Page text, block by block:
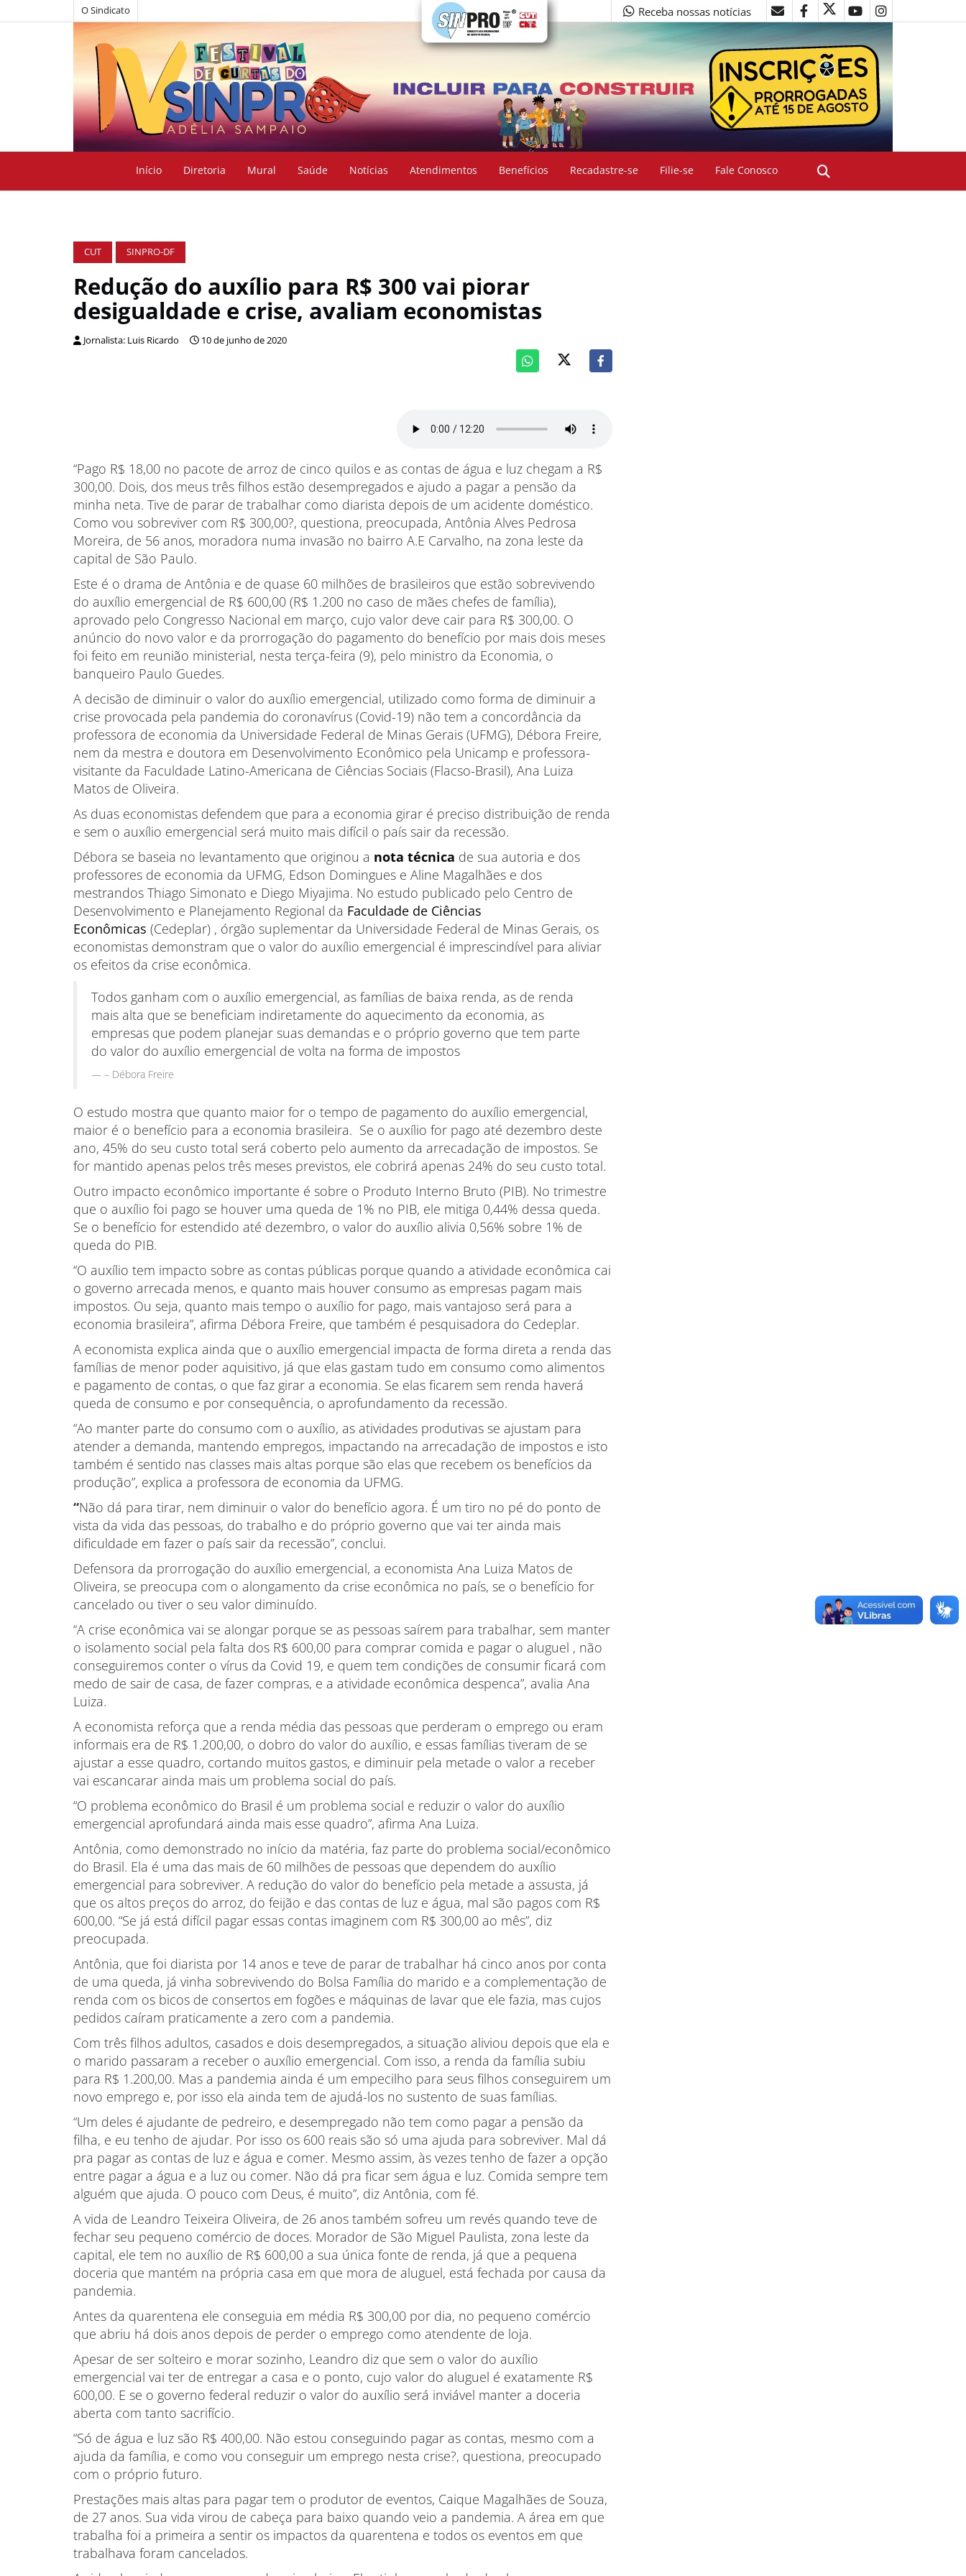
O Sindicato Receba nossas notícias
Início Diretoria Mural Saúde Notícias Atendimentos Benefícios Recadastre-se Filie-se Fale Conosco
CUT SINPRO-DF
Redução do auxílio para R$ 300 vai piorar
desigualdade e crise, avaliam economistas
Jornalista: Luis Ricardo 10 de junho de 2020
“Pago R$ 18,00 no pacote de arroz de cinco quilos e as contas de água e luz chegam a R$
300,00. Dois, dos meus três filhos estão desempregados e ajudo a pagar a pensão da
minha neta. Tive de parar de trabalhar como diarista depois de um acidente doméstico.
Como vou sobreviver com R$ 300,00?, questiona, preocupada, Antônia Alves Pedrosa
Moreira, de 56 anos, moradora numa invasão no bairro A.E Carvalho, na zona leste da
capital de São Paulo.
Este é o drama de Antônia e de quase 60 milhões de brasileiros que estão sobrevivendo
do auxílio emergencial de R$ 600,00 (R$ 1.200 no caso de mães chefes de família),
aprovado pelo Congresso Nacional em março, cujo valor deve cair para R$ 300,00. O
anúncio do novo valor e da prorrogação do pagamento do benefício por mais dois meses
foi feito em reunião ministerial, nesta terça-feira (9), pelo ministro da Economia, o
banqueiro Paulo Guedes.
A decisão de diminuir o valor do auxílio emergencial, utilizado como forma de diminuir a
crise provocada pela pandemia do coronavírus (Covid-19) não tem a concordância da
professora de economia da Universidade Federal de Minas Gerais (UFMG), Débora Freire,
nem da mestra e doutora em Desenvolvimento Econômico pela Unicamp e professora-
visitante da Faculdade Latino-Americana de Ciências Sociais (Flacso-Brasil), Ana Luiza
Matos de Oliveira.
As duas economistas defendem que para a economia girar é preciso distribuição de renda
e sem o auxílio emergencial será muito mais difícil o país sair da recessão.
Débora se baseia no levantamento que originou a nota técnica de sua autoria e dos
professores de economia da UFMG, Edson Domingues e Aline Magalhães e dos
mestrandos Thiago Simonato e Diego Miyajima. No estudo publicado pelo Centro de
Desenvolvimento e Planejamento Regional da Faculdade de Ciências
Econômicas (Cedeplar) , órgão suplementar da Universidade Federal de Minas Gerais, os
economistas demonstram que o valor do auxílio emergencial é imprescindível para aliviar
os efeitos da crise econômica.
Todos ganham com o auxílio emergencial, as famílias de baixa renda, as de renda
mais alta que se beneficiam indiretamente do aquecimento da economia, as
empresas que podem planejar suas demandas e o próprio governo que tem parte
do valor do auxílio emergencial de volta na forma de impostos
– Débora Freire
O estudo mostra que quanto maior for o tempo de pagamento do auxílio emergencial,
maior é o benefício para a economia brasileira. Se o auxílio for pago até dezembro deste
ano, 45% do seu custo total será coberto pelo aumento da arrecadação de impostos. Se
for mantido apenas pelos três meses previstos, ele cobrirá apenas 24% do seu custo total.
Outro impacto econômico importante é sobre o Produto Interno Bruto (PIB). No trimestre
que o auxílio foi pago se houver uma queda de 1% no PIB, ele mitiga 0,44% dessa queda.
Se o benefício for estendido até dezembro, o valor do auxílio alivia 0,56% sobre 1% de
queda do PIB.
“O auxílio tem impacto sobre as contas públicas porque quando a atividade econômica cai
o governo arrecada menos, e quanto mais houver consumo as empresas pagam mais
impostos. Ou seja, quanto mais tempo o auxílio for pago, mais vantajoso será para a
economia brasileira”, afirma Débora Freire, que também é pesquisadora do Cedeplar.
A economista explica ainda que o auxílio emergencial impacta de forma direta a renda das
famílias de menor poder aquisitivo, já que elas gastam tudo em consumo como alimentos
e pagamento de contas, o que faz girar a economia. Se elas ficarem sem renda haverá
queda de consumo e por consequência, o aprofundamento da recessão.
“Ao manter parte do consumo com o auxílio, as atividades produtivas se ajustam para
atender a demanda, mantendo empregos, impactando na arrecadação de impostos e isto
também é sentido nas classes mais altas porque são elas que recebem os benefícios da
produção”, explica a professora de economia da UFMG.
“Não dá para tirar, nem diminuir o valor do benefício agora. É um tiro no pé do ponto de
vista da vida das pessoas, do trabalho e do próprio governo que vai ter ainda mais
dificuldade em fazer o país sair da recessão”, conclui.
Defensora da prorrogação do auxílio emergencial, a economista Ana Luiza Matos de
Oliveira, se preocupa com o alongamento da crise econômica no país, se o benefício for
cancelado ou tiver o seu valor diminuído.
“A crise econômica vai se alongar porque se as pessoas saírem para trabalhar, sem manter
o isolamento social pela falta dos R$ 600,00 para comprar comida e pagar o aluguel , não
conseguiremos conter o vírus da Covid 19, e quem tem condições de consumir ficará com
medo de sair de casa, de fazer compras, e a atividade econômica despenca”, avalia Ana
Luiza.
A economista reforça que a renda média das pessoas que perderam o emprego ou eram
informais era de R$ 1.200,00, o dobro do valor do auxílio, e essas famílias tiveram de se
ajustar a esse quadro, cortando muitos gastos, e diminuir pela metade o valor a receber
vai escancarar ainda mais um problema social do país.
“O problema econômico do Brasil é um problema social e reduzir o valor do auxílio
emergencial aprofundará ainda mais esse quadro”, afirma Ana Luiza.
Antônia, como demonstrado no início da matéria, faz parte do problema social/econômico
do Brasil. Ela é uma das mais de 60 milhões de pessoas que dependem do auxílio
emergencial para sobreviver. A redução do valor do benefício pela metade a assusta, já
que os altos preços do arroz, do feijão e das contas de luz e água, mal são pagos com R$
600,00. “Se já está difícil pagar essas contas imaginem com R$ 300,00 ao mês”, diz
preocupada.
Antônia, que foi diarista por 14 anos e teve de parar de trabalhar há cinco anos por conta
de uma queda, já vinha sobrevivendo do Bolsa Família do marido e a complementação de
renda com os bicos de consertos em fogões e máquinas de lavar que ele fazia, mas cujos
pedidos caíram praticamente a zero com a pandemia.
Com três filhos adultos, casados e dois desempregados, a situação aliviou depois que ela e
o marido passaram a receber o auxílio emergencial. Com isso, a renda da família subiu
para R$ 1.200,00. Mas a pandemia ainda é um empecilho para seus filhos conseguirem um
novo emprego e, por isso ela ainda tem de ajudá-los no sustento de suas famílias.
“Um deles é ajudante de pedreiro, e desempregado não tem como pagar a pensão da
filha, e eu tenho de ajudar. Por isso os 600 reais são só uma ajuda para sobreviver. Mal dá
pra pagar as contas de luz e água e comer. Mesmo assim, às vezes tenho de fazer a opção
entre pagar a água e a luz ou comer. Não dá pra ficar sem água e luz. Comida sempre tem
alguém que ajuda. O pouco com Deus, é muito”, diz Antônia, com fé.
A vida de Leandro Teixeira Oliveira, de 26 anos também sofreu um revés quando teve de
fechar seu pequeno comércio de doces. Morador de São Miguel Paulista, zona leste da
capital, ele tem no auxílio de R$ 600,00 a sua única fonte de renda, já que a pequena
doceria que mantém na própria casa em que mora de aluguel, está fechada por causa da
pandemia.
Antes da quarentena ele conseguia em média R$ 300,00 por dia, no pequeno comércio
que abriu há dois anos depois de perder o emprego como atendente de loja.
Apesar de ser solteiro e morar sozinho, Leandro diz que sem o valor do auxílio
emergencial vai ter de entregar a casa e o ponto, cujo valor do aluguel é exatamente R$
600,00. E se o governo federal reduzir o valor do auxílio será inviável manter a doceria
aberta com tanto sacrifício.
“Só de água e luz são R$ 400,00. Não estou conseguindo pagar as contas, mesmo com a
ajuda da família, e como vou conseguir um emprego nesta crise?, questiona, preocupado
com o próprio futuro.
Prestações mais altas para pagar tem o produtor de eventos, Caique Magalhães de Souza,
de 27 anos. Sua vida virou de cabeça para baixo quando veio a pandemia. A área em que
trabalha foi a primeira a sentir os impactos da quarentena e todos os eventos em que
trabalhava foram cancelados.